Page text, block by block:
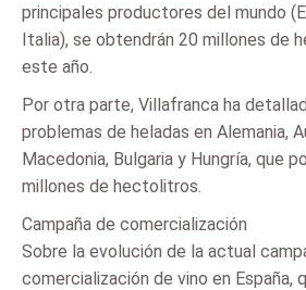
principales productores del mundo
Italia), se obtendrán 20 millones de
este año.
Por otra parte, Villafranca ha
problemas de heladas en Alemania,
Macedonia, Bulgaria y Hungría, que
millones de hectolitros.
Campaña de comercialización
Sobre la evolución de la actual
comercialización de vino en España,